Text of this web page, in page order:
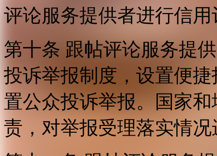
评论服务提供者进行信用
第十条 跟帖评论服务提
投诉举报制度，设置便
置公众投诉举报。国家
责，对举报受理落实情